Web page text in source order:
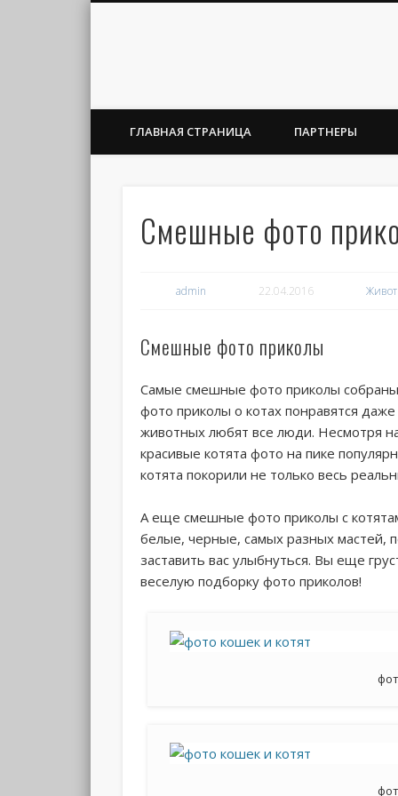
ГЛАВНАЯ СТРАНИЦА ПАРТНЕРЫ
Смешные фото
admin 22.04.2016
Смешные фото приколы
Самые смешные фото приколы
фото приколы о котах понравятся
животных любят все люди. Несмотря
красивые котята фото на пике
котята покорили не только весь
А еще смешные фото приколы с
белые, черные, самых разных мастей,
заставить вас улыбнуться. Вы еще
веселую подборку фото приколов!